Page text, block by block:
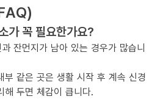
가 꼭 필요한가요?
잔먼지가 남아 있는 경우가 많습니
부 같은 곳은 생활 시작 후 계속 신경
해 두면 체감이 큽니다.